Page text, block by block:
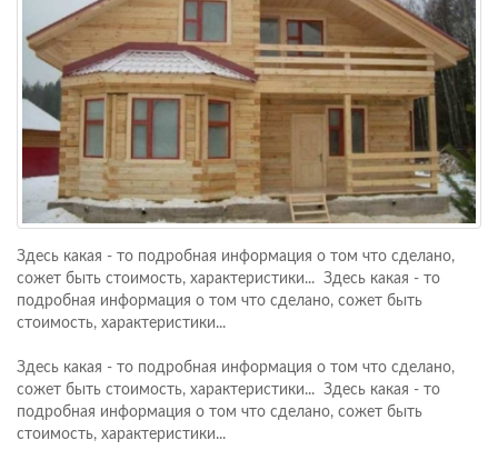
Здесь какая - то подробная информация о том что сделано,
сожет быть стоимость, характеристики... Здесь какая - то
подробная информация о том что сделано, сожет быть
стоимость, характеристики...
Здесь какая - то подробная информация о том что сделано,
сожет быть стоимость, характеристики... Здесь какая - то
подробная информация о том что сделано, сожет быть
стоимость, характеристики...